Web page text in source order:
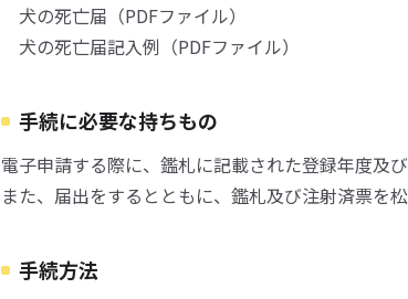
犬の死亡届（PDFファイル）
犬の死亡届記入例（PDFファイル）
手続に必要な持ちもの
電子申請する際に、鑑札に記載された登録年度及び
また、届出をするとともに、鑑札及び注射済票を
手続方法